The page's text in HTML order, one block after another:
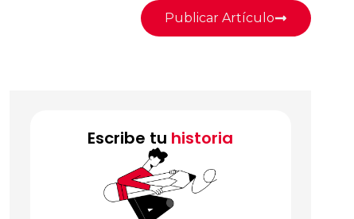
Publicar Artículo
Escribe tu historia